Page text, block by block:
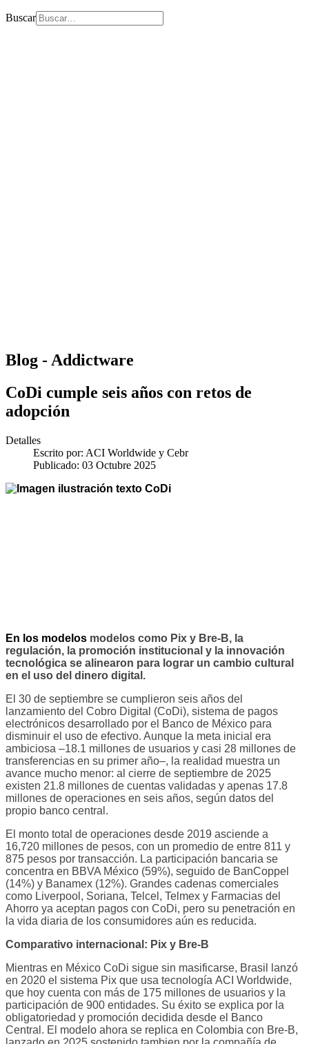
Buscar
Blog - Addictware
CoDi cumple seis años con retos de
adopción
Detalles
Escrito por: ACI Worldwide y Cebr
Publicado: 03 Octubre 2025
En los modelos modelos como Pix y Bre-B, la
regulación, la promoción institucional y la innovación
tecnológica se alinearon para lograr un cambio cultural
en el uso del dinero digital.
El 30 de septiembre se cumplieron seis años del
lanzamiento del Cobro Digital (CoDi), sistema de pagos
electrónicos desarrollado por el Banco de México para
disminuir el uso de efectivo. Aunque la meta inicial era
ambiciosa –18.1 millones de usuarios y casi 28 millones de
transferencias en su primer año–, la realidad muestra un
avance mucho menor: al cierre de septiembre de 2025
existen 21.8 millones de cuentas validadas y apenas 17.8
millones de operaciones en seis años, según datos del
propio banco central.
El monto total de operaciones desde 2019 asciende a
16,720 millones de pesos, con un promedio de entre 811 y
875 pesos por transacción. La participación bancaria se
concentra en BBVA México (59%), seguido de BanCoppel
(14%) y Banamex (12%). Grandes cadenas comerciales
como Liverpool, Soriana, Telcel, Telmex y Farmacias del
Ahorro ya aceptan pagos con CoDi, pero su penetración en
la vida diaria de los consumidores aún es reducida.
Comparativo internacional: Pix y Bre-B
Mientras en México CoDi sigue sin masificarse, Brasil lanzó
en 2020 el sistema Pix que usa tecnología ACI Worldwide,
que hoy cuenta con más de 175 millones de usuarios y la
participación de 900 entidades. Su éxito se explica por la
obligatoriedad y promoción decidida desde el Banco
Central. El modelo ahora se replica en Colombia con Bre-B,